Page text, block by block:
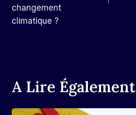
changement
climatique ?
A Lire Également